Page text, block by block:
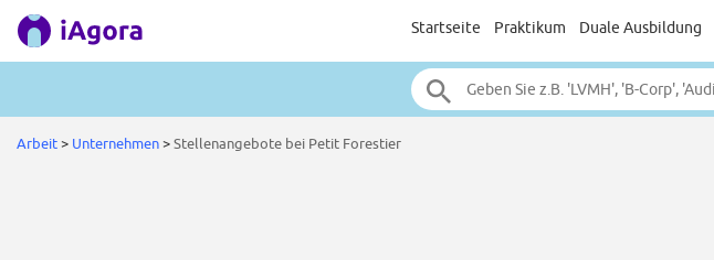
Startseite Praktikum Duale Ausbildung
Arbeit> Unternehmen>Stellenangebote bei Petit Forestier